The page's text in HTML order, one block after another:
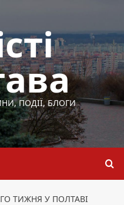
ПОДІЇ, БЛОГИ
ТИЖНЯ У ПОЛТАВІ